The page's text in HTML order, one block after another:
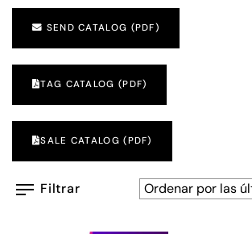
SEND CATALOG (PDF)
TAG CATALOG (PDF)
SALE CATALOG (PDF)
Filtrar